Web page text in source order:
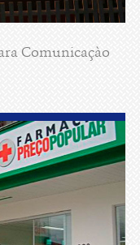
Comunicaçào